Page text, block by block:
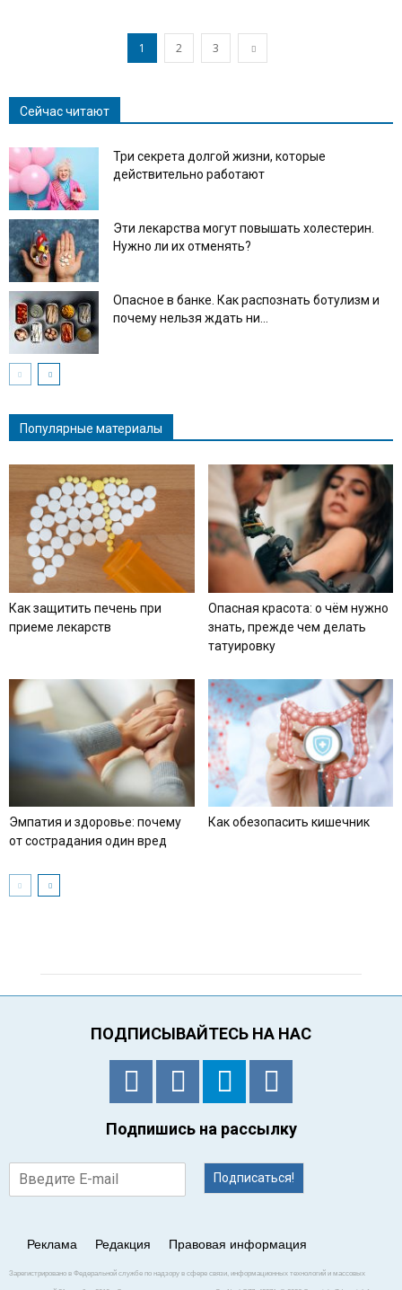
1 2 3
Сейчас читают
Три секрета долгой жизни, которые
действительно работают
Эти лекарства могут повышать холестерин.
Нужно ли их отменять?
Опасное в банке. Как распознать ботулизм и
почему нельзя ждать ни...
Популярные материалы
Как защитить печень при
приеме лекарств
Опасная красота: о чём нужно
знать, прежде чем делать
татуировку
Эмпатия и здоровье: почему
от сострадания один вред
Как обезопасить кишечник
ПОДПИСЫВАЙТЕСЬ НА НАС
Подпишись на рассылку
Подписаться!
Реклама Редакция Правовая информация
Зарегистрировано в Федеральной службе по надзору в сфере связи, информационных технологий и массовых